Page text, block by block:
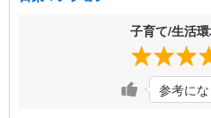
子育て/生活
参考に